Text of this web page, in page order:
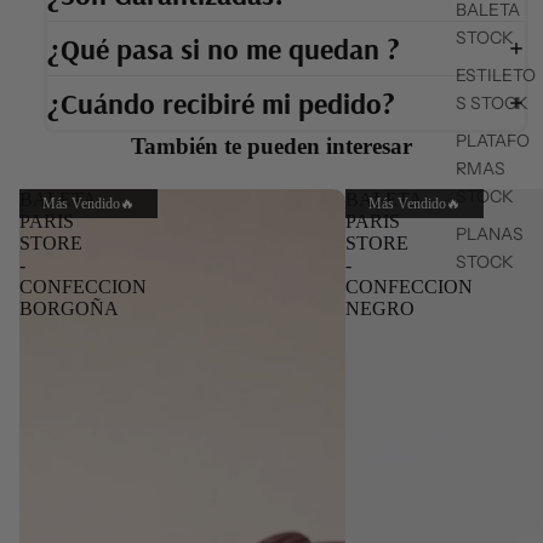
BALETA
STOCK
ESTILETO
S STOCK
PLATAFO
RMAS
STOCK
PLANAS
STOCK
¿Qué pasa si no me quedan ?
¿Cuándo recibiré mi pedido?
También te pueden interesar
Más Vendido🔥
BALETA
PARIS
STORE
-
CONFECCION
BORGOÑA
Más Vendido🔥
BALETA
PARIS
STORE
-
CONFECCION
NEGRO